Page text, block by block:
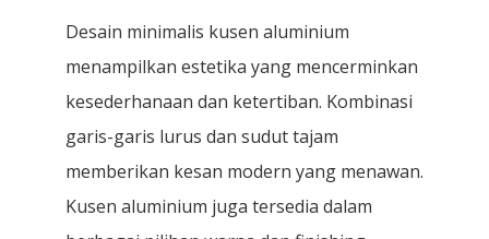
Desain minimalis kusen aluminium
menampilkan estetika yang mencerminkan
kesederhanaan dan ketertiban. Kombinasi
garis-garis lurus dan sudut tajam
memberikan kesan modern yang menawan.
Kusen aluminium juga tersedia dalam